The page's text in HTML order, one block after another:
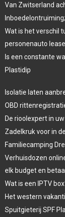
Van Zwitserland
Wat is het verschil
personenauto
Is een constante
Plastidip
Isolatie laten
OBD
De rioolexpert in
Zadelkruk voor in
Familiecamping
Verhuisdozen
elk budget en
Wat is een IPTV
Het western
Spuitgieterij SPF